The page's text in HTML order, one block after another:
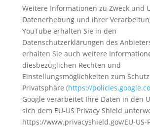
Weitere Informationen zu Zweck und
Datenerhebung und ihrer
YouTube erhalten Sie in den
Datenschutzerklärungen des
erhalten Sie auch weitere
diesbezüglichen Rechten und
Einstellungsmöglichkeiten zum
Privatsphäre (https://
Google verarbeitet Ihre Daten in den
sich dem EU-US Privacy Shield
https://www.privacyshield.gov/EU-US-